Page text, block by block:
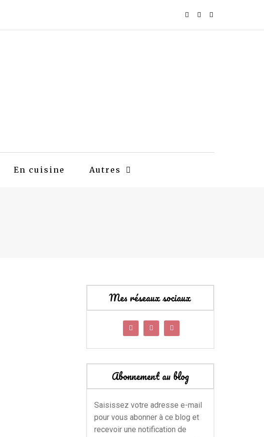
En cuisine Autres
Mes réseaux sociaux
Abonnement au blog
Saisissez votre adresse e-mail
pour vous abonner à ce blog et
recevoir une notification de